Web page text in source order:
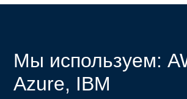
Мы используем:
Azure, IBM